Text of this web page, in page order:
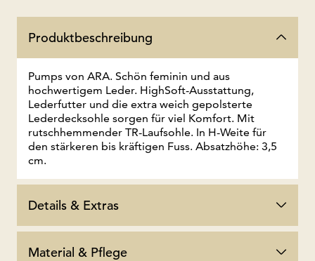
Produktbeschreibung
Pumps von ARA. Schön feminin und aus
hochwertigem Leder. HighSoft-Ausstattung,
Lederfutter und die extra weich gepolsterte
Lederdecksohle sorgen für viel Komfort. Mit
rutschhemmender TR-Laufsohle. In H-Weite für
den stärkeren bis kräftigen Fuss. Absatzhöhe: 3,5
cm.
Details & Extras
Material & Pflege